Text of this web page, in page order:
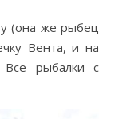
(она же рыбец
Вента, и на
Все рыбалки с